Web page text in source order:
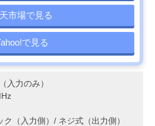
市場で見る
で見る
入力のみ）
ク（入力側）/ ネジ式（出力側）